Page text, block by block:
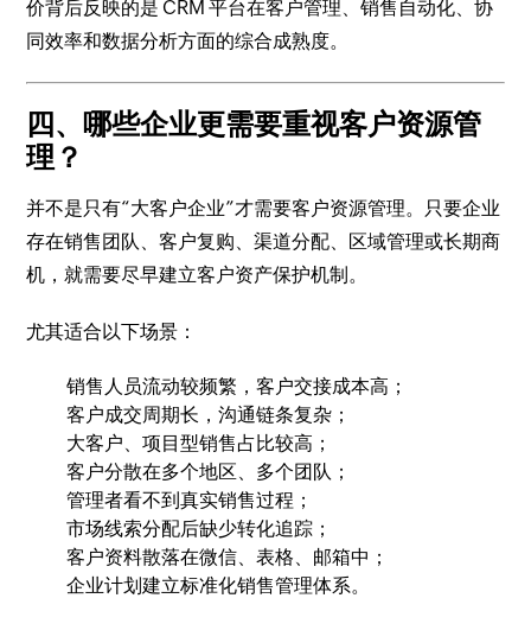
价背后反映的是 CRM 平台在客户管理、销售自动化、协
同效率和数据分析方面的综合成熟度。
四、哪些企业更需要重视客户资源管
理？
并不是只有“大客户企业”才需要客户资源管理。只要企业
存在销售团队、客户复购、渠道分配、区域管理或长期商
机，就需要尽早建立客户资产保护机制。
尤其适合以下场景：
销售人员流动较频繁，客户交接成本高；
客户成交周期长，沟通链条复杂；
大客户、项目型销售占比较高；
客户分散在多个地区、多个团队；
管理者看不到真实销售过程；
市场线索分配后缺少转化追踪；
客户资料散落在微信、表格、邮箱中；
企业计划建立标准化销售管理体系。